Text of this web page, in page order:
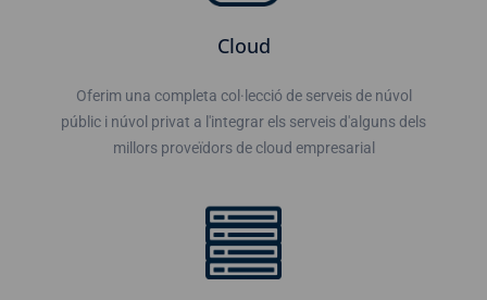
Cloud
Oferim una completa col·lecció de serveis de núvol
públic i núvol privat a l'integrar els serveis d'alguns dels
millors proveïdors de cloud empresarial